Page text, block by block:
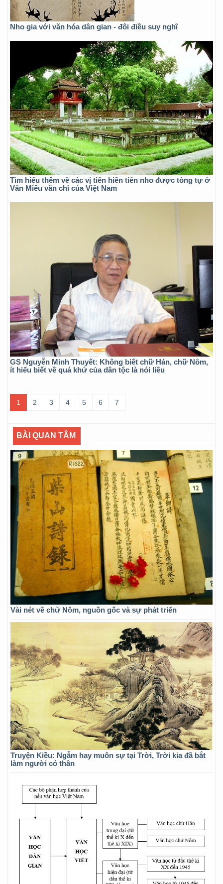
Nho gia với văn hóa dân gian - đôi điều suy nghĩ
Tìm hiểu thêm về các vị tiên hiền tiên nho được tòng tự ở
Văn Miếu văn chỉ của Việt Nam
GS Nguyễn Minh Thuyết: Không biết chữ Hán, chữ Nôm,
ít hiểu biết về quá khứ của dân tộc là nói liều
1 2 3 4 5 6 7
BÀI QUAN TÂM
Vài nét về chữ Nôm, nguồn gốc và sự phát triển
Truyện Kiều: Ngẫm hay muôn sự tại Trời, Trời kia đã bắt
làm người có thân